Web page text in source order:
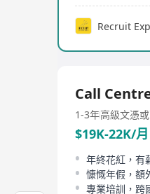
Call
1-3年高級文憑
$19K-22K/月
年終花紅，有
慷慨年假，額
專業培訓，跨